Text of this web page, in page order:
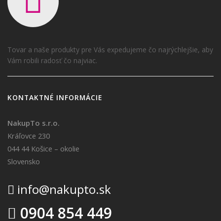
Tovar a naše produkty pre Vás expedujeme čo najrýchlejšie, aby
Vám robili radosť čo najviac.
KONTAKTNÉ INFORMÁCIE
NakupTo s.r.o.
Kráľovce 230
044 44 Košice – okolie
Slovensko
info@nakupto.sk
0904 854 449